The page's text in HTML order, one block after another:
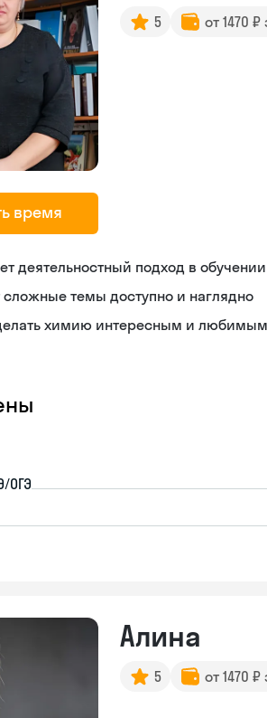
время
5 от 1470
деятельностный подход в обучении
сложные темы доступно и наглядно
химию интересным и
ОГЭ
Алина
5 от 1470